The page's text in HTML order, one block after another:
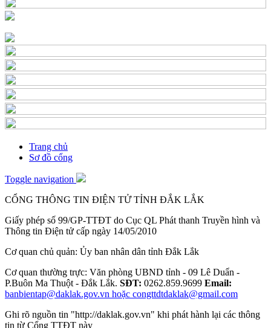
Trang chủ
Sơ đồ cổng
Toggle navigation
CỔNG THÔNG TIN ĐIỆN TỬ TỈNH ĐẮK LẮK
Giấy phép số 99/GP-TTĐT do Cục QL Phát thanh Truyền hình và
Thông tin Điện tử cấp ngày 14/05/2010
Cơ quan chủ quản: Ủy ban nhân dân tỉnh Đắk Lắk
Cơ quan thường trực: Văn phòng UBND tỉnh - 09 Lê Duẩn -
P.Buôn Ma Thuột - Đắk Lắk. SĐT: 0262.859.9699 Email:
banbientap@daklak.gov.vn hoặc congttdtdaklak@gmail.com
Ghi rõ nguồn tin "http://daklak.gov.vn" khi phát hành lại các thông
tin từ Cổng TTĐT này